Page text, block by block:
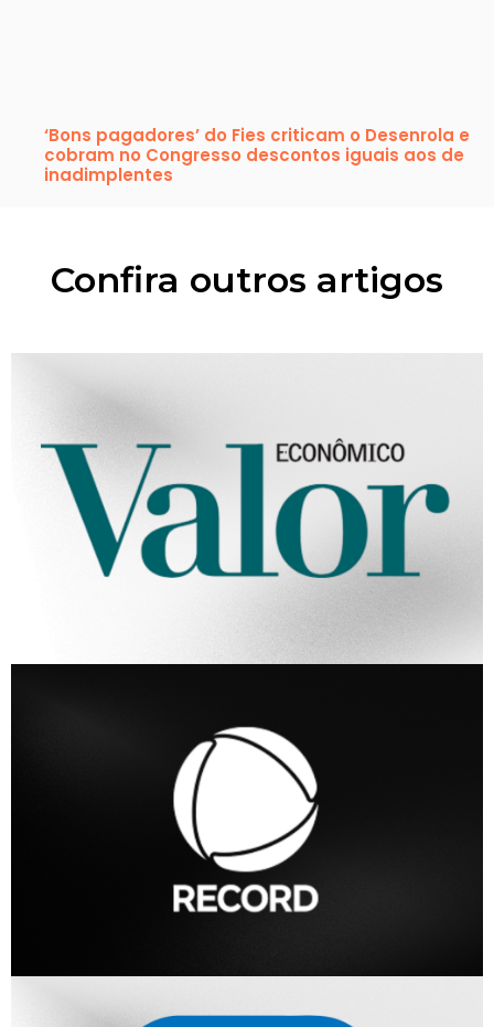
‘Bons pagadores’ do Fies criticam o Desenrola e
cobram no Congresso descontos iguais aos de
inadimplentes
Confira outros artigos